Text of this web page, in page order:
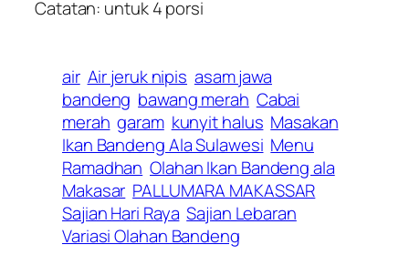
Catatan: untuk 4 porsi
air Air jeruk nipis asam jawa
bandeng bawang merah Cabai
merah garam kunyit halus Masakan
Ikan Bandeng Ala Sulawesi Menu
Ramadhan Olahan Ikan Bandeng ala
Makasar PALLUMARA MAKASSAR
Sajian Hari Raya Sajian Lebaran
Variasi Olahan Bandeng